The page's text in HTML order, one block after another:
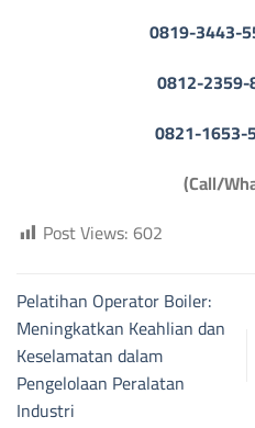
0819-3443-
0812-2359-
0821-1653-
(Call/
Post Views:602
Pelatihan Operator Boiler:
Meningkatkan Keahlian dan
Keselamatan dalam
Pengelolaan Peralatan
Industri